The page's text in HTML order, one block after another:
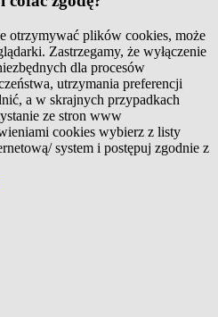
otrzymywać plików cookies, może
Zastrzegamy, że wyłączenie
dla procesów
utrzymania preferencji
a w skrajnych przypadkach
ze stron www
cookies wybierz z listy
system i postępuj zgodnie z